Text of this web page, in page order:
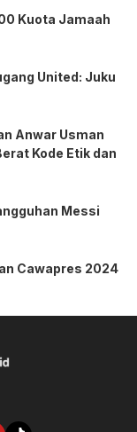
Kuota Jamaah
United: Juku
Anwar Usman
Kode Etik dan
Messi
Cawapres 2024